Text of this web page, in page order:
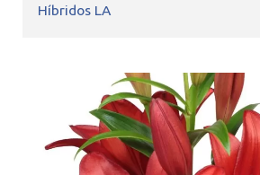
Híbridos LA